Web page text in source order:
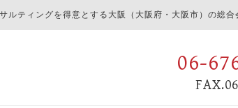
ルティングを得意とする 大阪（大阪府・大阪市）の総
06-